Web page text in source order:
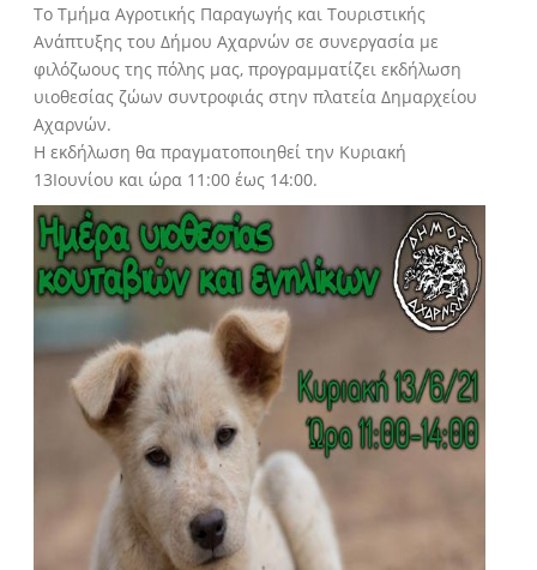
Το Τμήμα Αγροτικής Παραγωγής και Τουριστικής
Ανάπτυξης του Δήμου Αχαρνών σε συνεργασία με
φιλόζωους της πόλης μας, προγραμματίζει εκδήλωση
υιοθεσίας ζώων συντροφιάς στην πλατεία Δημαρχείου
Αχαρνών.
Η εκδήλωση θα πραγματοποιηθεί την Κυριακή
13Ιουνίου και ώρα 11:00 έως 14:00.